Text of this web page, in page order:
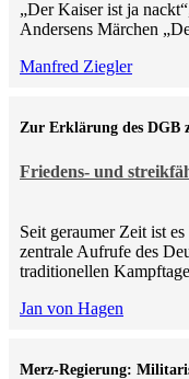
„Der Kaiser ist ja
Andersens Märchen
Manfred Ziegler
Friedens- und
Zur Erklärung des DGB
Seit geraumer Zeit ist
zentrale Aufrufe des
traditionellen
Jan von Hagen
Merz-Regierung: